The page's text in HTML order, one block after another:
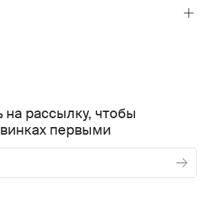
рассылку, чтобы
первыми